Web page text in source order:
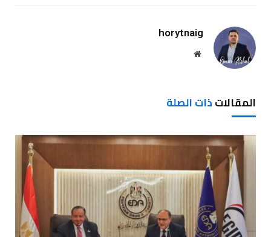
horytnaig
موقع
المقالاتذات الصلة